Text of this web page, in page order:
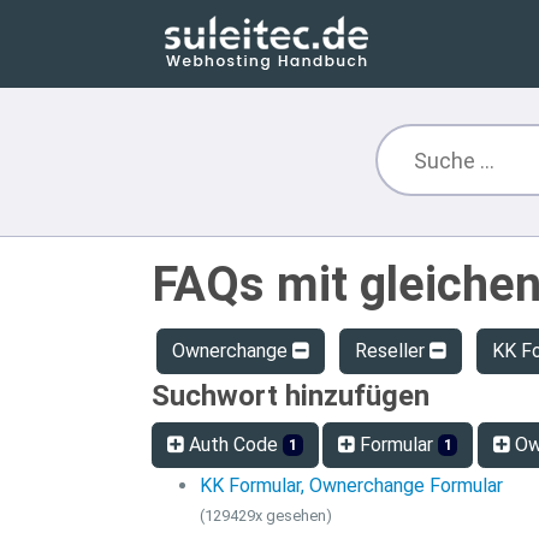
FAQs mit
Ownerchange Reseller KK
Suchwort hinzufügen
Auth Code 1 Formular 1
KK Formular, Ownerchange Formular
(129429x gesehen)